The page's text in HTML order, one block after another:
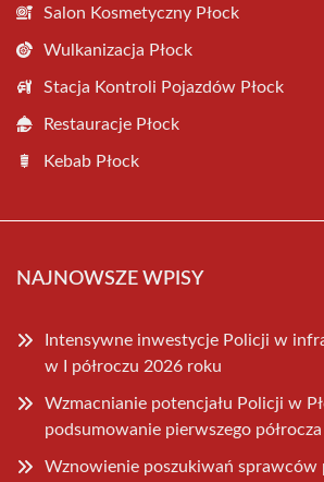
Salon Kosmetyczny Płock
Wulkanizacja Płock
Stacja Kontroli Pojazdów Płock
Restauracje Płock
Kebab Płock
NAJNOWSZE WPISY
Intensywne inwestycje Policji w
w I półroczu 2026 roku
Wzmacnianie potencjału Policji w
podsumowanie pierwszego
Wznowienie poszukiwań sprawców